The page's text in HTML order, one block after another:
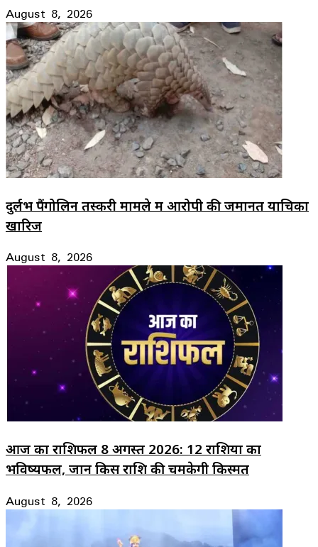
August 8, 2026
दुर्लभ पैंगोलिन तस्करी मामले में आरोपी की जमानत याचिका
खारिज
August 8, 2026
आज का राशिफल 8 अगस्त 2026: 12 राशियों का
भविष्यफल, जानें किस राशि की चमकेगी किस्मत
August 8, 2026